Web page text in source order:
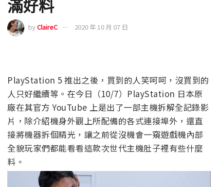
滿好料
byClaireC 2020 年 10 月 07 日
PlayStation 5 推出之後，買到的人笑呵呵，沒買到的
人只好繼續等。在今日（10/7）PlayStation 日本原
廠在其官方 YouTube 上是出了一部主機拆解全記錄影
片，除介紹機身外觀上所配備的各式連接埠外，還直
接將機器拆個精光，讓之前從沒機會一窺遊戲機內部
全貌玩家們都能看看這款次世代主機肚子裡有些什麼
料。